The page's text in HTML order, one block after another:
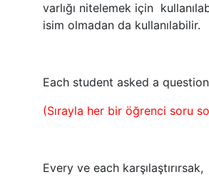
varlığı nitelemek için
isim olmadan da kullanılabilir.
Each student asked a
(Sırayla her bir öğrenci soru
Every ve each karşılaştırırsak,